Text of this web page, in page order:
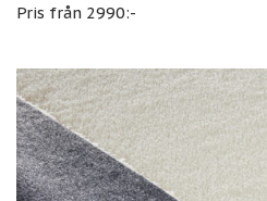
Pris från 2990:-